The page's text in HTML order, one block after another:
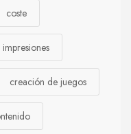
coste
creación de juegos